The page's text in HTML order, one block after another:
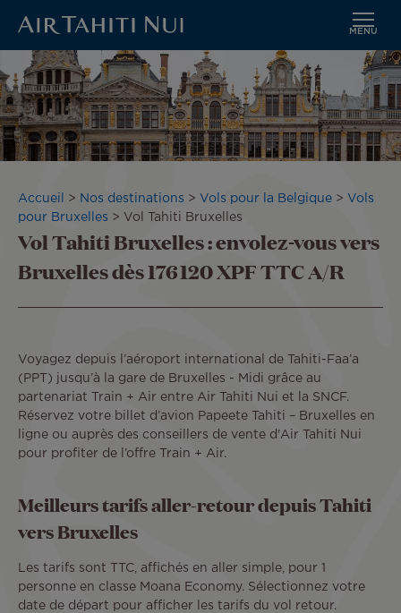
au
contenu
principal
MENU
Fil
d'Ariane
Accueil Nos destinations Vols pour la Belgique
Vols
pour Bruxelles
Vol Tahiti Bruxelles
Vol Tahiti Bruxelles : envolez-vous vers
Bruxelles dès 176 120 XPF TTC A/R
Voyagez depuis l’aéroport international de Tahiti-Faa’a
(PPT) jusqu’à la gare de Bruxelles - Midi grâce au
partenariat Train + Air entre Air Tahiti Nui et la SNCF.
Réservez votre billet d’avion Papeete Tahiti – Bruxelles en
ligne ou auprès des conseillers de vente d'Air Tahiti Nui
pour profiter de l’offre Train + Air.
Meilleurs tarifs aller-retour depuis Tahiti
vers Bruxelles
Les tarifs sont TTC, affichés en aller simple, pour 1
personne en classe Moana Economy. Sélectionnez votre
date de départ pour afficher les tarifs du vol retour.